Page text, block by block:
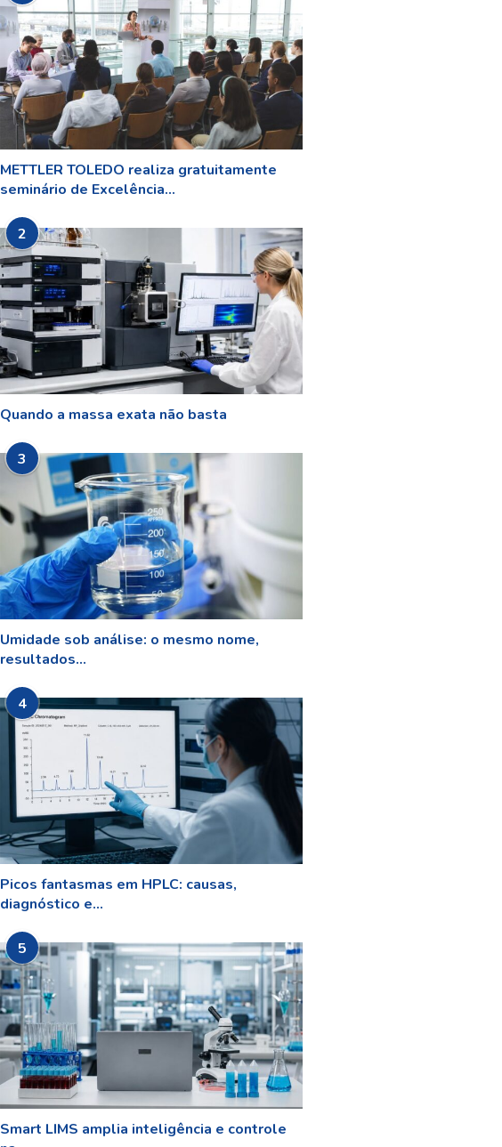
METTLER TOLEDO realiza gratuitamente
seminário de Excelência...
2
Quando a massa exata não basta
3
Umidade sob análise: o mesmo nome,
resultados...
4
Picos fantasmas em HPLC: causas,
diagnóstico e...
5
Smart LIMS amplia inteligência e controle